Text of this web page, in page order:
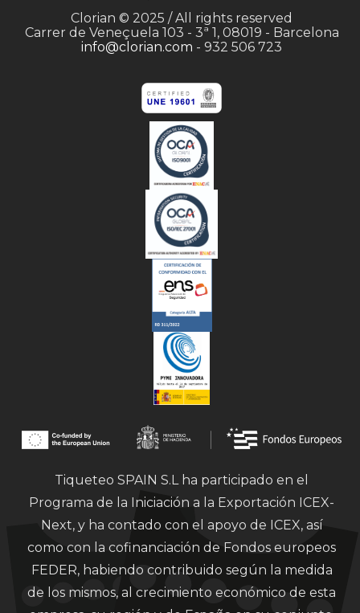
Clorian © 2025 / All rights reserved
Carrer de Veneçuela 103 - 3ª 1, 08019 - Barcelona
info@clorian.com - 932 506 723
Tiqueteo SPAIN S.L ha participado en el
Programa de la Iniciación a la Exportación ICEX-
Next, y ha contado con el apoyo de ICEX, así
como con la cofinanciación de Fondos europeos
FEDER, habiendo contribuido según la medida
de los mismos, al crecimiento económico de esta